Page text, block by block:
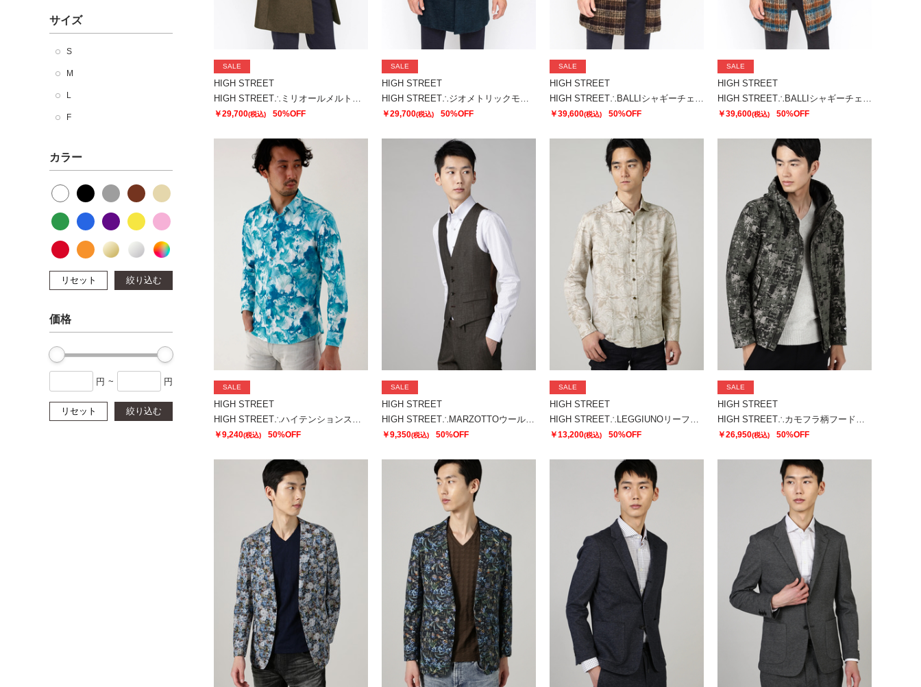
サイズ
S
M
L
F
カラー
リセット 絞り込む
価格
円 ~ 円
リセット 絞り込む
SALE
HIGH STREET
HIGH STREET∴ミリオールメルトンスタンドコート
￥29,700(税込) 50%OFF
SALE
HIGH STREET
HIGH STREET∴ジオメトリックモールスタンドコート
￥29,700(税込) 50%OFF
SALE
HIGH STREET
HIGH STREET∴BALLIシャギーチェックスタンドコート
￥39,600(税込) 50%OFF
SALE
HIGH STREET
HIGH STREET∴BALLIシャギーチェックスタンドコート
￥39,600(税込) 50%OFF
SALE
HIGH STREET
￥9,240(税込) 50%OFF
SALE
HIGH STREET
￥9,350(税込) 50%OFF
SALE
HIGH STREET
￥13,200(税込) 50%OFF
SALE
HIGH STREET
￥26,950(税込) 50%OFF